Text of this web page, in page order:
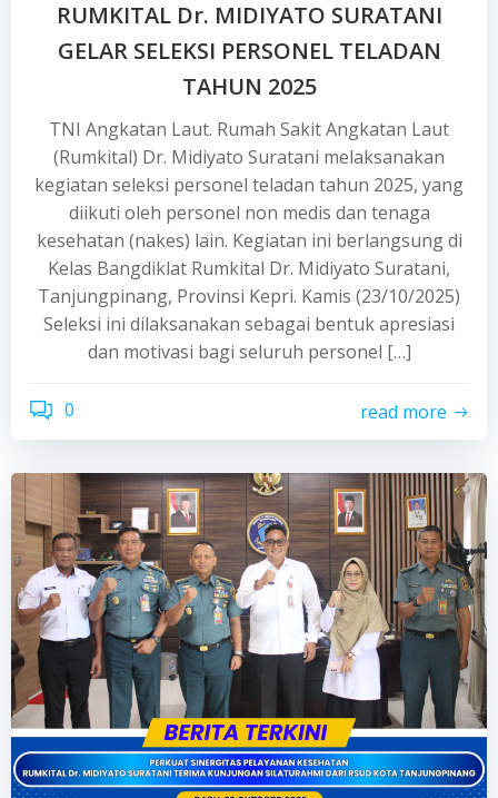
RUMKITAL Dr. MIDIYATO SURATANI
GELAR SELEKSI PERSONEL TELADAN
TAHUN 2025
TNI Angkatan Laut. Rumah Sakit Angkatan Laut
(Rumkital) Dr. Midiyato Suratani melaksanakan
kegiatan seleksi personel teladan tahun 2025, yang
diikuti oleh personel non medis dan tenaga
kesehatan (nakes) lain. Kegiatan ini berlangsung di
Kelas Bangdiklat Rumkital Dr. Midiyato Suratani,
Tanjungpinang, Provinsi Kepri. Kamis (23/10/2025)
Seleksi ini dilaksanakan sebagai bentuk apresiasi
dan motivasi bagi seluruh personel […]
0 read more